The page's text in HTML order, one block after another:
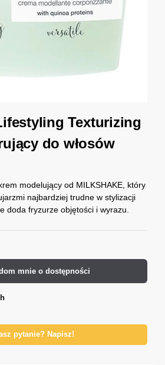
Texturizing
do włosów
modelujący od MILKSHAKE, który
najbardziej trudne w stylizacji
doda fryzurze objętości i wyrazu.
mnie o dostępności
pytanie? Napisz!